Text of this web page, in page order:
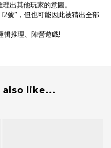
出其他玩家的意圖。
號”，但也可能因此被猜出全部
輯推理、陣營遊戲!
also like...